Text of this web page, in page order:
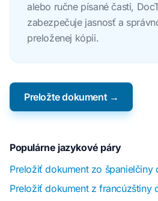
alebo ručne písané časti,
zabezpečuje jasnosť a
preloženej kópii.
Preložte dokument →
Populárne jazykové páry
Preložiť dokument zo španielčiny
Preložiť dokument z francúzštiny